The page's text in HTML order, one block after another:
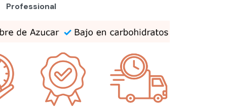
Professional